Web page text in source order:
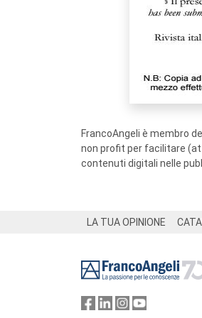
FrancoAngeli è membro
non profit per facilitare
contenuti digitali nelle
LA TUA OPINIONE